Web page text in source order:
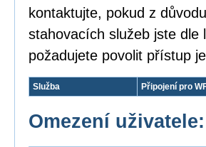
kontaktujte, pokud z
stahovacích služeb jste dle
požadujete povolit přístup
Služba Připojení pro
Omezení uživatele: